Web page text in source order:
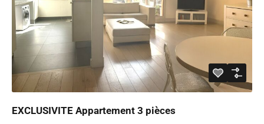
EXCLUSIVITE Appartement 3 pièces